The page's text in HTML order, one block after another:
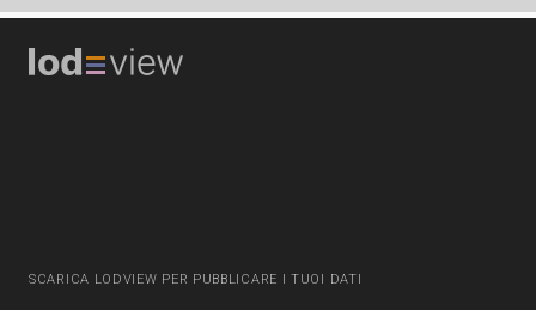
SCARICA LODVIEW PER PUBBLICARE I TUOI DATI